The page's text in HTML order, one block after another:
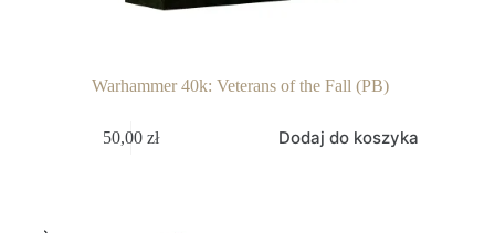
Warhammer 40k: Veterans of the Fall (PB)
50,00zł Dodaj do koszyka